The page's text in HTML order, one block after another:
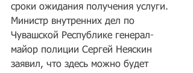
сроки ожидания получения услуги.
Министр внутренних дел по
Чувашской Республике генерал-
майор полиции Сергей Неяскин
заявил, что здесь можно будет